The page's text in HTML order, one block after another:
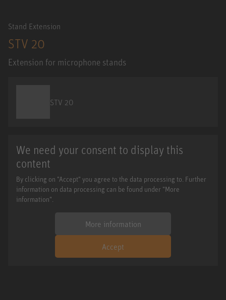
Stand Extension
STV 20
Extension for microphone stands
STV 20
We need your consent to display this
content
By clicking on "Accept" you agree to the data processing to. Further
information on data processing can be found under "More
information".
More information
Accept